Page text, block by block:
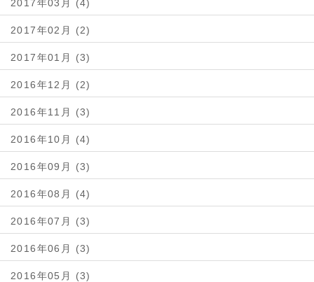
2017年03月 (4)
2017年02月 (2)
2017年01月 (3)
2016年12月 (2)
2016年11月 (3)
2016年10月 (4)
2016年09月 (3)
2016年08月 (4)
2016年07月 (3)
2016年06月 (3)
2016年05月 (3)